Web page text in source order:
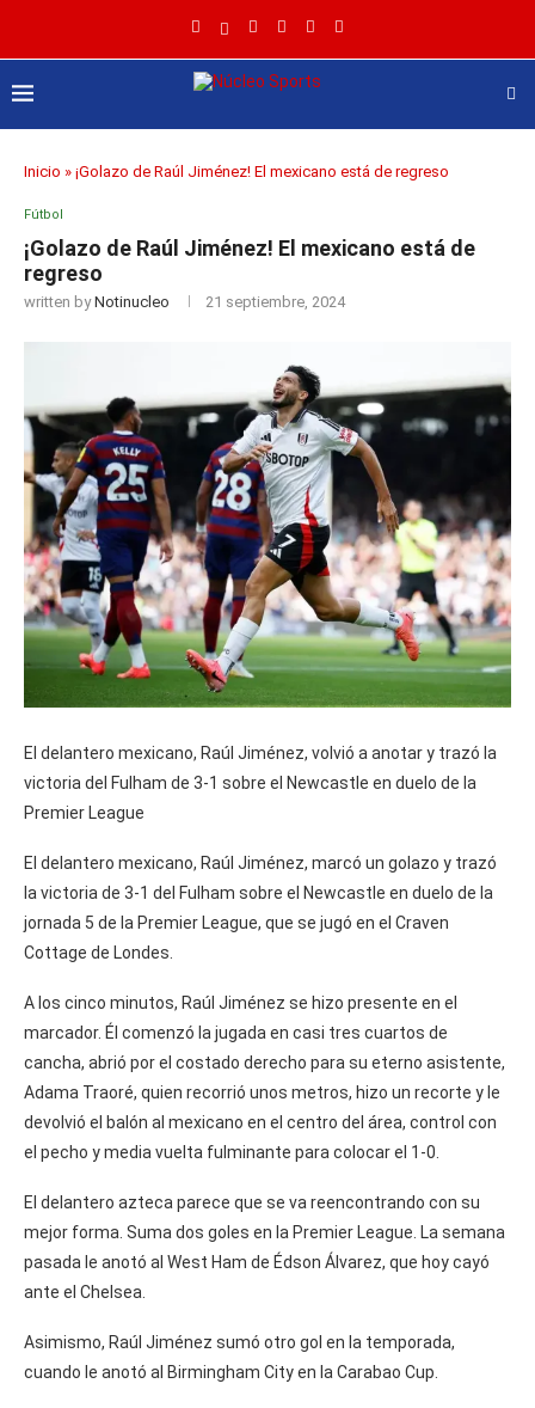
Inicio » ¡Golazo de Raúl Jiménez! El mexicano está de regreso
Fútbol
¡Golazo de Raúl Jiménez! El mexicano está de
regreso
written byNotinucleo 21 septiembre, 2024
El delantero mexicano, Raúl Jiménez, volvió a anotar y trazó la
victoria del Fulham de 3-1 sobre el Newcastle en duelo de la
Premier League
El delantero mexicano, Raúl Jiménez, marcó un golazo y trazó
la victoria de 3-1 del Fulham sobre el Newcastle en duelo de la
jornada 5 de la Premier League, que se jugó en el Craven
Cottage de Londes.
A los cinco minutos, Raúl Jiménez se hizo presente en el
marcador. Él comenzó la jugada en casi tres cuartos de
cancha, abrió por el costado derecho para su eterno asistente,
Adama Traoré, quien recorrió unos metros, hizo un recorte y le
devolvió el balón al mexicano en el centro del área, control con
el pecho y media vuelta fulminante para colocar el 1-0.
El delantero azteca parece que se va reencontrando con su
mejor forma. Suma dos goles en la Premier League. La semana
pasada le anotó al West Ham de Édson Álvarez, que hoy cayó
ante el Chelsea.
Asimismo, Raúl Jiménez sumó otro gol en la temporada,
cuando le anotó al Birmingham City en la Carabao Cup.